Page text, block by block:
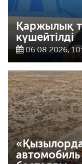
Қаржылық
күшейтілді
06.08.2026,